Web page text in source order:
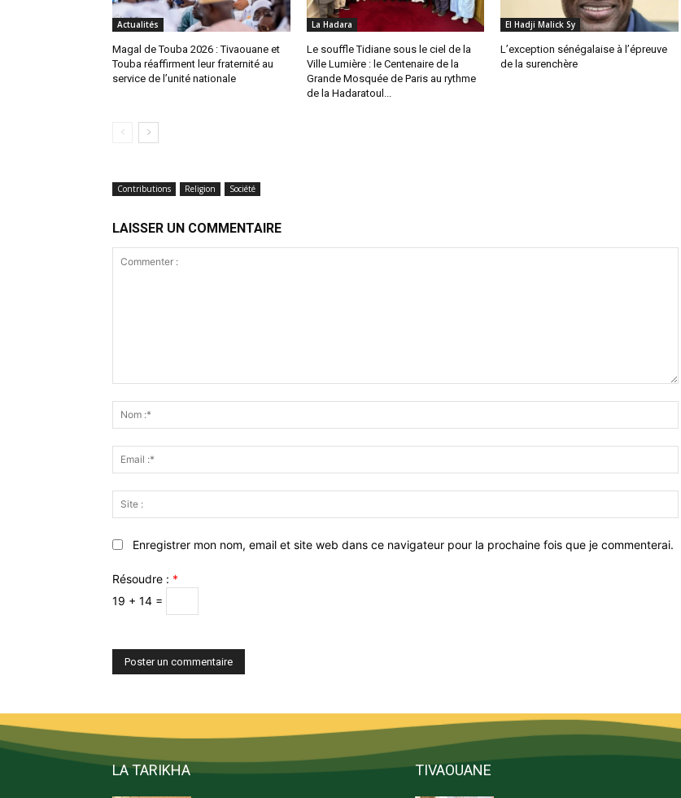
Actualités
Magal de Touba 2026 : Tivaouane et
Touba réaffirment leur fraternité au
service de l’unité nationale
La Hadara
Le souffle Tidiane sous le ciel de la
Ville Lumière : le Centenaire de la
Grande Mosquée de Paris au rythme
de la Hadaratoul...
El Hadji Malick Sy
L’exception sénégalaise à l’épreuve
de la surenchère
Contributions Religion Société
LAISSER UN COMMENTAIRE
:*
:*
:
Enregistrer mon nom, email et site web dans ce navigateur pour la prochaine fois que je commenterai.
Résoudre : *
19 + 14 =
LA TARIKHA TIVAOUANE